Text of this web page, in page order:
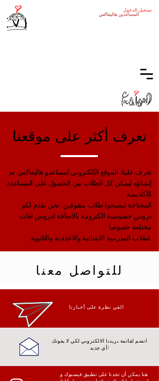
المساعدين هاليفاكس
تسجيل الدخول
تعرف أكثر على موقعنا
تعرف علينا: الموقع الإلكتروني لمساعدو هاليفاكس تم
إنشاؤه ليمكن كل الطلاب من الحصول على المساعدة
الأكاديمية
المحتاجة ليصبحوا طلاب متفوقين. نحن نقدم لكم
دروس خصوصية الكترونية بالاضافة لدروس لغات
مختلفة خصوصا
لطلاب المدرسة الابتدائية والاعدادية والثانوية.
للتواصل معنا
القي نظرة على أخبارنا
انضم لقائمة بريدنا الالكتروني لكي لا يفوتك
أي جديد!
هنا يمكن أن تجدنا على تطبيق فيسبوك و